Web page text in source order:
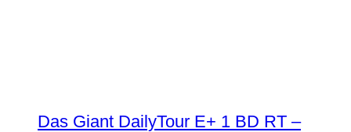
Das Giant DailyTour E+ 1 BD RT –